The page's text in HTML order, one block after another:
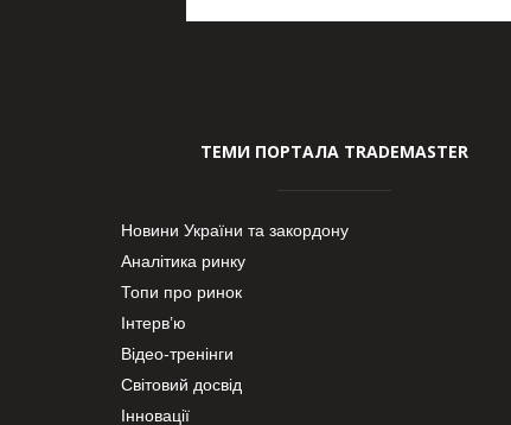
ТЕМИ ПОРТАЛА TRADEMASTER
Новини України та закордону
Аналітика ринку
Топи про ринок
Інтерв’ю
Відео-тренінги
Світовий досвід
Інновації